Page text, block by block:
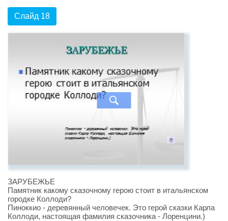
Слайд 18
ЗАРУБЕЖЬЕ
Памятник какому сказочному герою стоит в итальянском
городке Коллоди?
Пиноккио - деревянный человечек. Это герой сказки Карла
Коллоди, настоящая фамилия сказочника - Лоренцини.)